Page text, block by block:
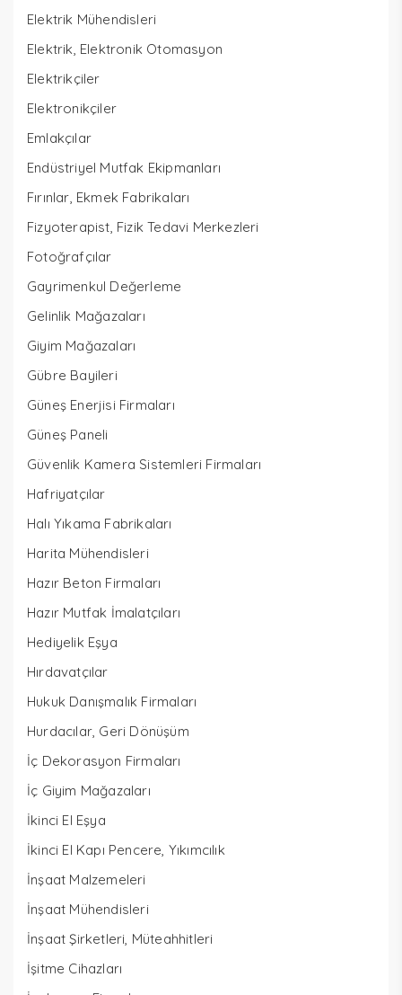
Elektrik Mühendisleri
Elektrik, Elektronik Otomasyon
Elektrikçiler
Elektronikçiler
Emlakçılar
Endüstriyel Mutfak Ekipmanları
Fırınlar, Ekmek Fabrikaları
Fizyoterapist, Fizik Tedavi Merkezleri
Fotoğrafçılar
Gayrimenkul Değerleme
Gelinlik Mağazaları
Giyim Mağazaları
Gübre Bayileri
Güneş Enerjisi Firmaları
Güneş Paneli
Güvenlik Kamera Sistemleri Firmaları
Hafriyatçılar
Halı Yıkama Fabrikaları
Harita Mühendisleri
Hazır Beton Firmaları
Hazır Mutfak İmalatçıları
Hediyelik Eşya
Hırdavatçılar
Hukuk Danışmalık Firmaları
Hurdacılar, Geri Dönüşüm
İç Dekorasyon Firmaları
İç Giyim Mağazaları
İkinci El Eşya
İkinci El Kapı Pencere, Yıkımcılık
İnşaat Malzemeleri
İnşaat Mühendisleri
İnşaat Şirketleri, Müteahhitleri
İşitme Cihazları